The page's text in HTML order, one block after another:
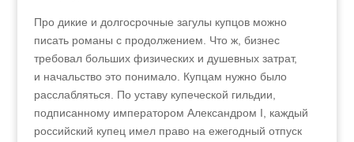
Про дикие и долгосрочные загулы купцов можно
писать романы с продолжением. Что ж, бизнес
требовал больших физических и душевных затрат,
и начальство это понимало. Купцам нужно было
расслабляться. По уставу купеческой гильдии,
подписанному императором Александром I, каждый
российский купец имел право на ежегодный отпуск